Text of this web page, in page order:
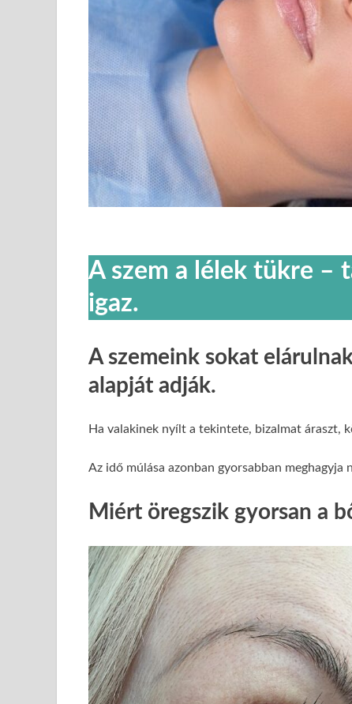
A szem a lélek tükre –
igaz.
A szemeink sokat
alapját adják.
Ha valakinek nyílt a tekintete, bizalmat áraszt,
Az idő múlása azonban gyorsabban
Miért öregszik gyorsan a